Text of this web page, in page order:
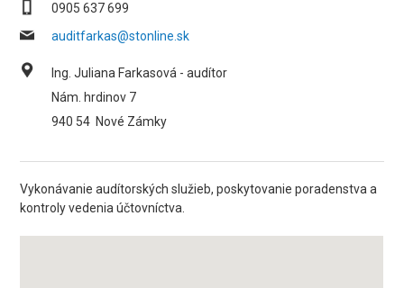
0905 637 699
auditfarkas@stonline.sk
Ing. Juliana Farkasová - audítor
Nám. hrdinov 7
940 54 Nové Zámky
Vykonávanie audítorských služieb, poskytovanie poradenstva a
kontroly vedenia účtovníctva.